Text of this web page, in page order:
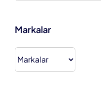
Markalar